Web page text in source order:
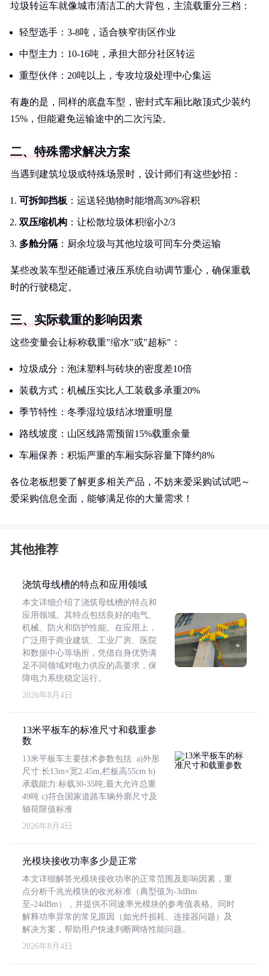
垃圾转运车就像城市清洁工的大背包，主流载重分三档：
轻型选手：3-8吨，适合狭窄街区作业
中型主力：10-16吨，承担大部分社区转运
重型伙伴：20吨以上，专攻垃圾处理中心集运
有趣的是，同样的底盘车型，密封式车厢比敞顶式少装约
15%，但能避免运输途中的二次污染。
二、特殊需求解决方案
当遇到建筑垃圾或特殊场景时，设计师们有这些妙招：
可拆卸挡板 ：运送轻抛物时能增高30%容积
双压缩机构 ：让松散垃圾体积缩小2/3
多舱分隔 ：厨余垃圾与其他垃圾可同车分类运输
某些改装车型还能通过液压系统自动调节重心，确保重载
时的行驶稳定。
三、实际载重的影响因素
这些变量会让标称载重"缩水"或"超标"：
垃圾成分：泡沫塑料与砖块的密度差10倍
装载方式：机械压实比人工装载多承重20%
季节特性：冬季湿垃圾结冰增重明显
路线坡度：山区线路需预留15%载重余量
车厢保养：积垢严重的车厢实际容量下降约8%
各位老板想要了解更多相关产品，不妨来爱采购试试吧～
爱采购信息全面，能够满足你的大量需求！
其他推荐
浇筑母线槽的特点和应用领域
本文详细介绍了浇筑母线槽的特点和
应用领域。其特点包括良好的电气、
机械、防火和防护性能。在应用上，
广泛用于商业建筑、工业厂房、医院
和数据中心等场所，凭借自身优势满
足不同领域对电力供应的高要求，保
障电力系统稳定运行。
2026年8月4日
13米平板车的标准尺寸和载重参
数
13米平板车主要技术参数包括: a)外形
尺寸:长13m×宽2.45m,栏板高55cm b)
承载能力:标载30-35吨,最大允许总重
49吨 c)符合国家道路车辆外廓尺寸及
轴荷限值标准
2026年8月4日
光模块接收功率多少是正常
本文详细解答光模块接收功率的正常范围及影响因素，重
点分析千兆光模块的收光标准（典型值为-3dBm
至-24dBm），并提供不同速率光模块的参考值表格。同时
解释功率异常的常见原因（如光纤损耗、连接器问题）及
解决方案，帮助用户快速判断网络性能问题。
2026年8月4日